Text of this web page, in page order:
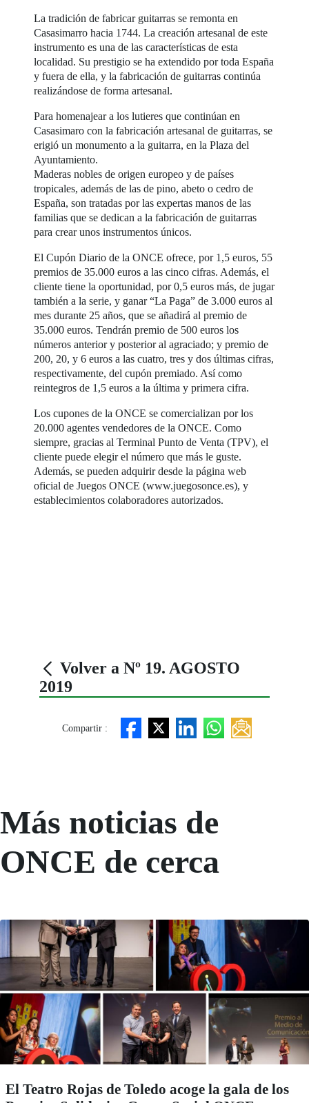
La tradición de fabricar guitarras se remonta en
Casasimarro hacia 1744. La creación artesanal de este
instrumento es una de las características de esta
localidad. Su prestigio se ha extendido por toda España
y fuera de ella, y la fabricación de guitarras continúa
realizándose de forma artesanal.
Para homenajear a los lutieres que continúan en
Casasimaro con la fabricación artesanal de guitarras, se
erigió un monumento a la guitarra, en la Plaza del
Ayuntamiento.
Maderas nobles de origen europeo y de países
tropicales, además de las de pino, abeto o cedro de
España, son tratadas por las expertas manos de las
familias que se dedican a la fabricación de guitarras
para crear unos instrumentos únicos.
El Cupón Diario de la ONCE ofrece, por 1,5 euros, 55
premios de 35.000 euros a las cinco cifras. Además, el
cliente tiene la oportunidad, por 0,5 euros más, de jugar
también a la serie, y ganar “La Paga” de 3.000 euros al
mes durante 25 años, que se añadirá al premio de
35.000 euros. Tendrán premio de 500 euros los
números anterior y posterior al agraciado; y premio de
200, 20, y 6 euros a las cuatro, tres y dos últimas cifras,
respectivamente, del cupón premiado. Así como
reintegros de 1,5 euros a la última y primera cifra.
Los cupones de la ONCE se comercializan por los
20.000 agentes vendedores de la ONCE. Como
siempre, gracias al Terminal Punto de Venta (TPV), el
cliente puede elegir el número que más le guste.
Además, se pueden adquirir desde la página web
oficial de Juegos ONCE (www.juegosonce.es), y
establecimientos colaboradores autorizados.
Volver a Nº 19. AGOSTO
2019
Compartir :
Más noticias de
ONCE de cerca
El Teatro Rojas de Toledo acoge la gala de los